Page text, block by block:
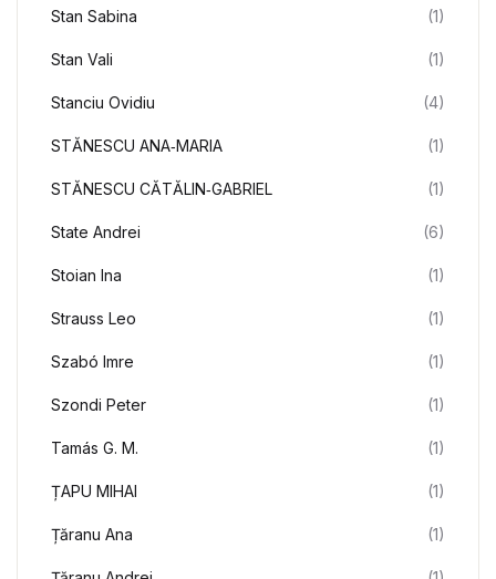
Stan Sabina (1)
Stan Vali (1)
Stanciu Ovidiu (4)
STĂNESCU ANA‑MARIA (1)
STĂNESCU CĂTĂLIN‑GABRIEL (1)
State Andrei (6)
Stoian Ina (1)
Strauss Leo (1)
Szabó Imre (1)
Szondi Peter (1)
Tamás G. M. (1)
ȚAPU MIHAI (1)
Țăranu Ana (1)